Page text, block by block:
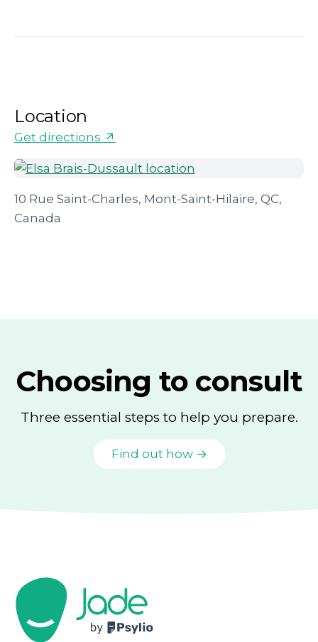
Location
Get directions
10 Rue Saint-Charles, Mont-Saint-Hilaire, QC,
Canada
Choosing to consult
Three essential steps to help you prepare.
Find out how →